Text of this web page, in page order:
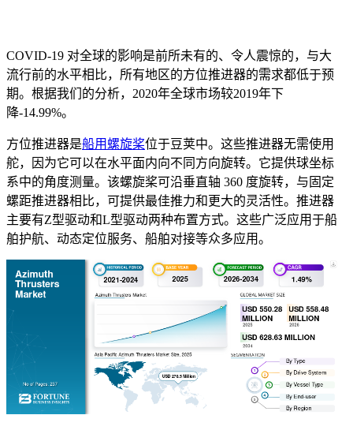
COVID-19 对全球的影响是前所未有的、令人震惊的，与大
流行前的水平相比，所有地区的方位推进器的需求都低于预
期。根据我们的分析，2020年全球市场较2019年下
降-14.99%。
方位推进器是船用螺旋桨位于豆荚中。这些推进器无需使用
舵，因为它可以在水平面内向不同方向旋转。它提供球坐标
系中的角度测量。该螺旋桨可沿垂直轴 360 度旋转，与固定
螺距推进器相比，可提供最佳推力和更大的灵活性。推进器
主要有Z型驱动和L型驱动两种布置方式。这些广泛应用于船
舶护航、动态定位服务、船舶对接等众多应用。